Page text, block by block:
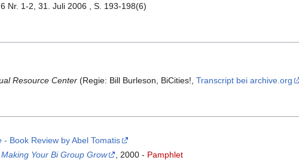
6 Nr. 1-2, 31. Juli 2006 , S. 193-198(6)
Resource Center (Regie: Bill Burleson, BiCities!,Transcript bei archive.org
- Book Review by Abel Tomatis
Your Bi Group Grow
, 2000 - Pamphlet